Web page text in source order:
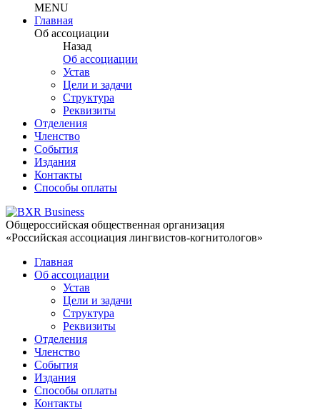
MENU
Главная
Об ассоциации
Назад
Об ассоциации
Устав
Цели и задачи
Структура
Реквизиты
Отделения
Членство
События
Издания
Контакты
Способы оплаты
Общероссийская общественная организация
«Российская ассоциация лингвистов-когнитологов»
Главная
Об ассоциации
Устав
Цели и задачи
Структура
Реквизиты
Отделения
Членство
События
Издания
Способы оплаты
Контакты